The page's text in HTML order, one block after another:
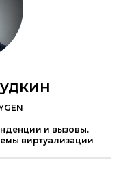
и вызовы.
виртуализации